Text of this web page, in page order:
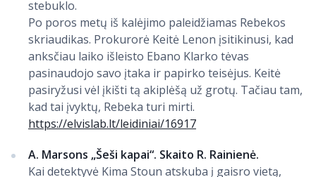
stebuklo.
Po poros metų iš kalėjimo paleidžiamas Rebekos
skriaudikas. Prokurorė Keitė Lenon įsitikinusi, kad
anksčiau laiko išleisto Ebano Klarko tėvas
pasinaudojo savo įtaka ir papirko teisėjus. Keitė
pasiryžusi vėl įkišti tą akiplėšą už grotų. Tačiau tam,
kad tai įvyktų, Rebeka turi mirti.
https://elvislab.lt/leidiniai/16917
A. Marsons „Šeši kapai“. Skaito R. Rainienė.
Kai detektyvė Kima Stoun atskuba į gaisro vietą,